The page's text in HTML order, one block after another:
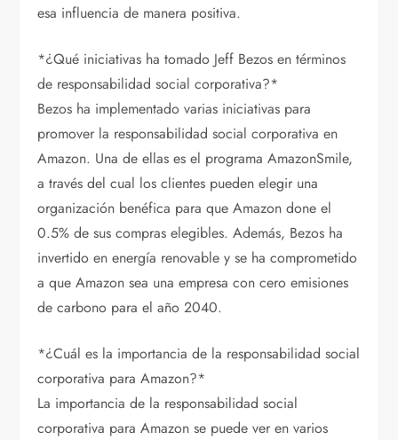
esa influencia de manera positiva.
*¿Qué iniciativas ha tomado Jeff Bezos en términos
de responsabilidad social corporativa?*
Bezos ha implementado varias iniciativas para
promover la responsabilidad social corporativa en
Amazon. Una de ellas es el programa AmazonSmile,
a través del cual los clientes pueden elegir una
organización benéfica para que Amazon done el
0.5% de sus compras elegibles. Además, Bezos ha
invertido en energía renovable y se ha comprometido
a que Amazon sea una empresa con cero emisiones
de carbono para el año 2040.
*¿Cuál es la importancia de la responsabilidad social
corporativa para Amazon?*
La importancia de la responsabilidad social
corporativa para Amazon se puede ver en varios